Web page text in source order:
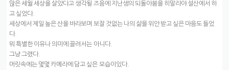
많은 세월 세상을 살았다고 생각될 즈음에 지난생의 되돌아봄을 히말라야 설산에서 하
고 싶었다.
세상에서 제일 높은 산을 바라보며 보잘 것없는 나의 삶을 위안 받고 싶은 마음도 들었
다.
뭐 특별한 이유나 의미에 끌려서는 아니다.
그냥 그랬다.
머릿속에는 몇몇 카메라에 담고 싶은 모습이있다.